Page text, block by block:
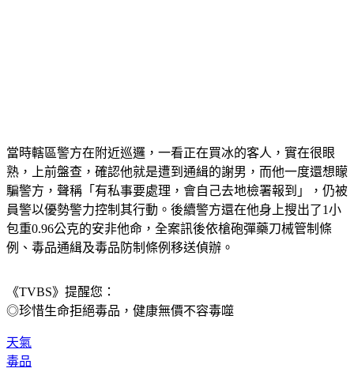
當時轄區警方在附近巡邏，一看正在買冰的客人，實在很眼
熟，上前盤查，確認他就是遭到通緝的謝男，而他一度還想矇
騙警方，聲稱「有私事要處理，會自己去地檢署報到」，仍被
員警以優勢警力控制其行動。後續警方還在他身上搜出了1小
包重0.96公克的安非他命，全案訊後依槍砲彈藥刀械管制條
例、毒品通緝及毒品防制條例移送偵辦。
《TVBS》提醒您：
◎珍惜生命拒絕毒品，健康無價不容毒噬
天氣
毒品